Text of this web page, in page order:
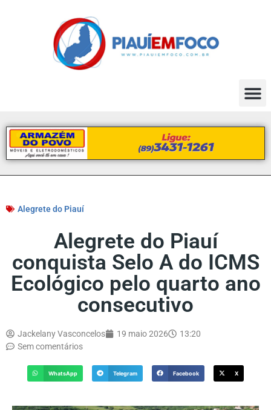
Alegrete do Piauí
Alegrete do Piauí
conquista Selo A do ICMS
Ecológico pelo quarto ano
consecutivo
Jackelany Vasconcelos 19 maio 2026
13:20
Sem comentários
WhatsApp Telegram Facebook X